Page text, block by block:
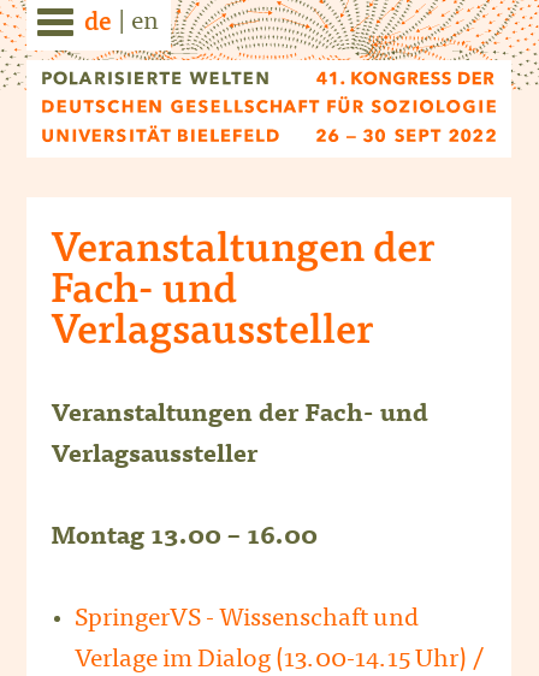
de en
Veranstaltungen der
Fach- und
Verlagsaussteller
Veranstaltungen der Fach- und
Verlagsaussteller
Montag 13.00 – 16.00
SpringerVS - Wissenschaft und
Verlage im Dialog (13.00-14.15 Uhr) /